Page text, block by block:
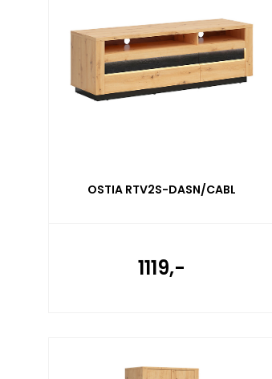
OSTIA RTV2S-DASN/CABL
1119,-